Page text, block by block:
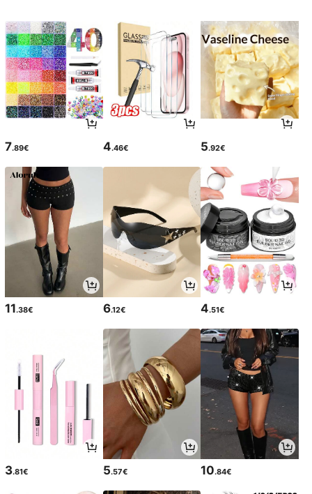
7.89€ 4.46€ 5.92€
11.38€ 6.12€ 4.51€
3.81€ 5.57€ 10.84€